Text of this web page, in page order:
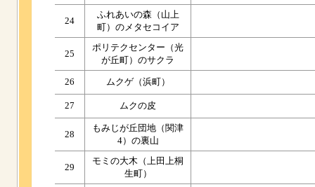
24
ふれあいの森（山上
町）のメタセコイア
25
ポリテクセンター（光
が丘町）のサクラ
26 ムクゲ（浜町）
27 ムクの皮
28
もみじが丘団地（関津
4）の裏山
29
モミの大木（上田上桐
生町）